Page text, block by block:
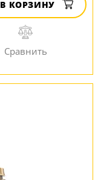
В КОРЗИНУ